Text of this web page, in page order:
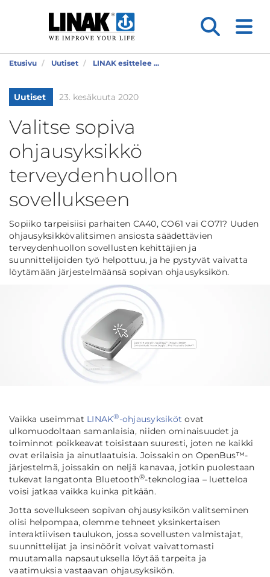
Etusivu Uutiset LINAK esittelee ...
Uutiset 23. kesäkuuta 2020
Valitse sopiva
ohjausyksikkö
terveydenhuollon
sovellukseen
Sopiiko tarpeisiisi parhaiten CA40, CO61 vai CO71? Uuden
ohjausyksikkövalitsimen ansiosta säädettävien
terveydenhuollon sovellusten kehittäjien ja
suunnittelijoiden työ helpottuu, ja he pystyvät vaivatta
löytämään järjestelmäänsä sopivan ohjausyksikön.
Vaikka useimmat LINAK®-ohjausyksiköt ovat
ulkomuodoltaan samanlaisia, niiden ominaisuudet ja
toiminnot poikkeavat toisistaan suuresti, joten ne kaikki
ovat erilaisia ja ainutlaatuisia. Joissakin on OpenBus™-
järjestelmä, joissakin on neljä kanavaa, jotkin puolestaan
tukevat langatonta Bluetooth®-teknologiaa – luetteloa
voisi jatkaa vaikka kuinka pitkään.
Jotta sovellukseen sopivan ohjausyksikön valitseminen
olisi helpompaa, olemme tehneet yksinkertaisen
interaktiivisen taulukon, jossa sovellusten valmistajat,
suunnittelijat ja insinöörit voivat vaivattomasti
muutamalla napsautuksella löytää tarpeita ja
vaatimuksia vastaavan ohjausyksikön.